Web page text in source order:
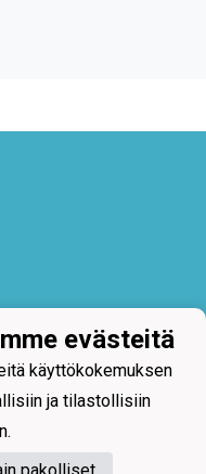
evästeitä
käyttökokemuksen
ja tilastollisiin